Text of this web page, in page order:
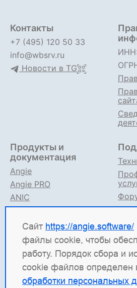
Сайт https://angie.software/
файлы cookie, чтобы
работу. Порядок сбора и
cookie файлов определен
обработки персональных
Контакты
+7 (495) 120 50 33
info@wbsrv.ru
Новости в TG
Продукты и
документация
Angie
Angie PRO
ANIC
Angie ADC
Документация
Angie Software(ООО "Веб-
ИТ-компания, которая
высоконагруженных систем.